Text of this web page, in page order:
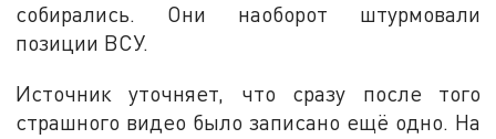
собирались. Они наоборот штурмовали
позиции ВСУ.
Источник уточняет, что сразу после того
страшного видео было записано ещё одно. На